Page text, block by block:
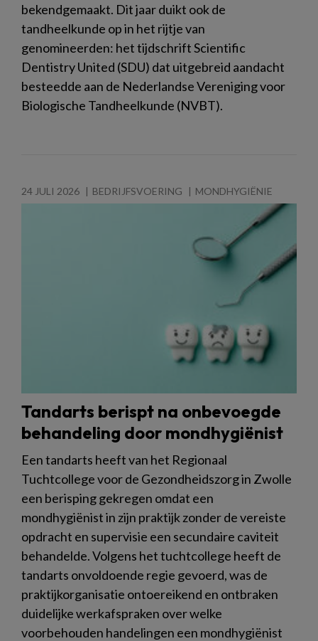
bekendgemaakt. Dit jaar duikt ook de
tandheelkunde op in het rijtje van
genomineerden: het tijdschrift Scientific
Dentistry United (SDU) dat uitgebreid aandacht
besteedde aan de Nederlandse Vereniging voor
Biologische Tandheelkunde (NVBT).
24 JULI 2026 BEDRIJFSVOERING MONDHYGIËNIE
Tandarts berispt na onbevoegde
behandeling door mondhygiënist
Een tandarts heeft van het Regionaal
Tuchtcollege voor de Gezondheidszorg in Zwolle
een berisping gekregen omdat een
mondhygiënist in zijn praktijk zonder de vereiste
opdracht en supervisie een secundaire caviteit
behandelde. Volgens het tuchtcollege heeft de
tandarts onvoldoende regie gevoerd, was de
praktijkorganisatie ontoereikend en ontbraken
duidelijke werkafspraken over welke
voorbehouden handelingen een mondhygiënist